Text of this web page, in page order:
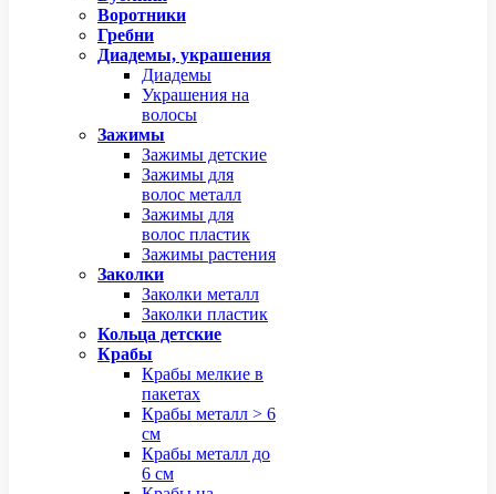
Воротники
Гребни
Диадемы, украшения
Диадемы
Украшения на
волосы
Зажимы
Зажимы детские
Зажимы для
волос металл
Зажимы для
волос пластик
Зажимы растения
Заколки
Заколки металл
Заколки пластик
Кольца детские
Крабы
Крабы мелкие в
пакетах
Крабы металл > 6
см
Крабы металл до
6 см